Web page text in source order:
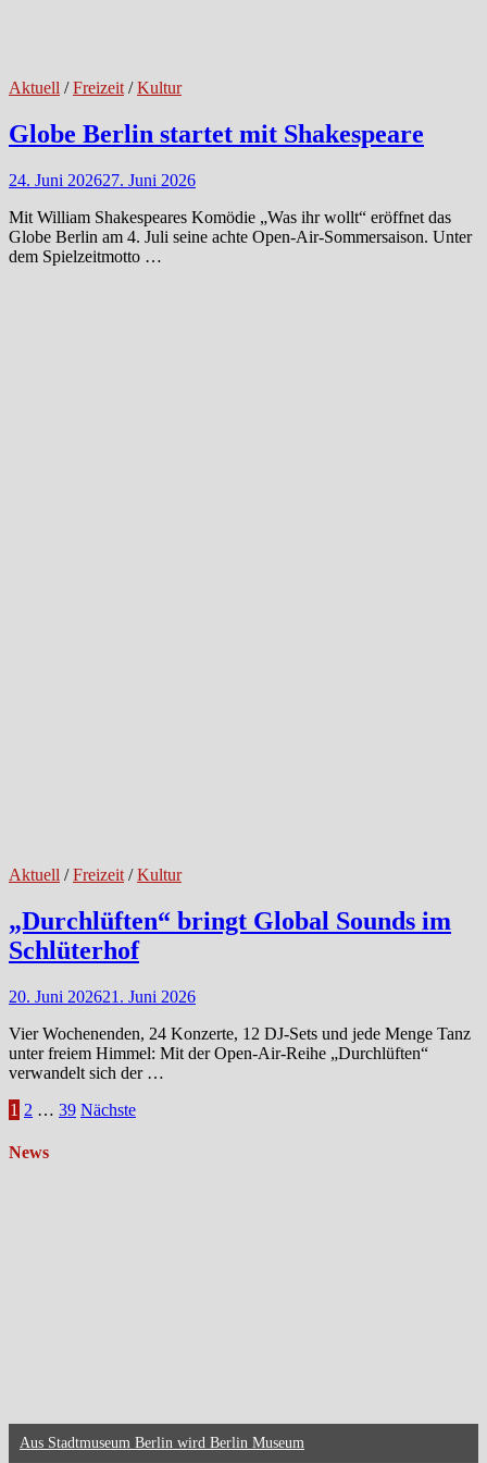
Aktuell /Freizeit /Kultur
Globe Berlin startet mit Shakespeare
24. Juni 202627. Juni 2026
Mit William Shakespeares Komödie „Was ihr wollt“ eröffnet das
Globe Berlin am 4. Juli seine achte Open-Air-Sommersaison. Unter
dem Spielzeitmotto …
Aktuell /Freizeit /Kultur
„Durchlüften“ bringt Global Sounds im
Schlüterhof
20. Juni 202621. Juni 2026
Vier Wochenenden, 24 Konzerte, 12 DJ-Sets und jede Menge Tanz
unter freiem Himmel: Mit der Open-Air-Reihe „Durchlüften“
verwandelt sich der …
Seitennummerierung
der
1 2 … 39 Nächste
News
Aus Stadtmuseum Berlin wird Berlin Museum